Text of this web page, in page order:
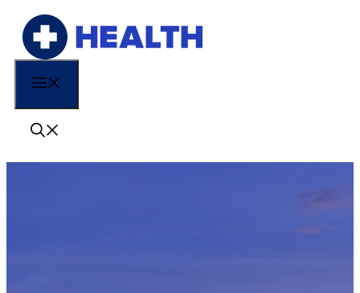
Sari
conținut